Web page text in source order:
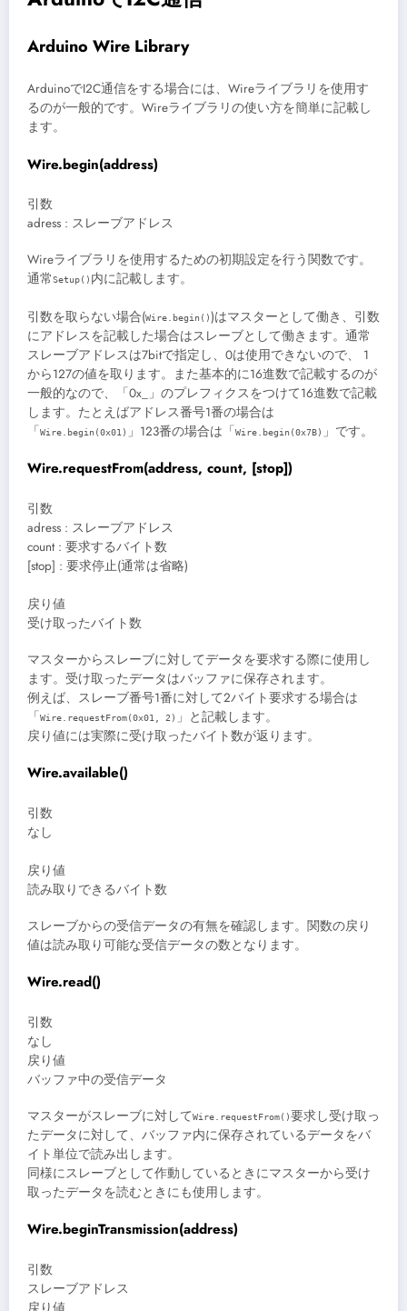
Arduino Wire Library
ArduinoでI2C通信をする場合には、Wireライブラリを使用す
るのが一般的です。Wireライブラリの使い方を簡単に記載し
ます。
Wire.begin(address)
引数
adress : スレーブアドレス
Wireライブラリを使用するための初期設定を行う関数です。
通常Setup() 内に記載します。
引数を取らない場合(Wire.begin())はマスターとして働き、引数
にアドレスを記載した場合はスレーブとして働きます。通常
スレーブアドレスは7bitで指定し、0は使用できないので、 1
から127の値を取ります。また基本的に16進数で記載するのが
一般的なので、「0x_」のプレフィクスをつけて16進数で記載
します。たとえばアドレス番号1番の場合は
「 Wire.begin(0x01) 」123番の場合は「 Wire.begin(0x7B) 」です。
Wire.requestFrom(address, count, [stop])
引数
adress : スレーブアドレス
count : 要求するバイト数
[stop] : 要求停止(通常は省略)
戻り値
受け取ったバイト数
マスターからスレーブに対してデータを要求する際に使用し
ます。受け取ったデータはバッファに保存されます。
例えば、スレーブ番号1番に対して2バイト要求する場合は
「Wire.requestFrom(0x01, 2) 」と記載します。
戻り値には実際に受け取ったバイト数が返ります。
Wire.available()
引数
なし
戻り値
読み取りできるバイト数
スレーブからの受信データの有無を確認します。関数の戻り
値は読み取り可能な受信データの数となります。
Wire.read()
引数
なし
戻り値
バッファ中の受信データ
マスターがスレーブに対してWire.requestFrom()要求し受け取っ
たデータに対して、バッファ内に保存されているデータをバ
イト単位で読み出します。
同様にスレーブとして作動しているときにマスターから受け
取ったデータを読むときにも使用します。
Wire.beginTransmission(address)
引数
スレーブアドレス
戻り値